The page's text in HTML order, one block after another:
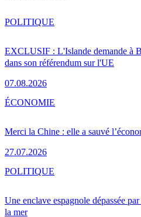
EXCLUSIF : L'Islande demande à
dans son référendum sur l'UE
07.08.2026
POLITIQUE
Merci la Chine : elle a sauvé
27.07.2026
ÉCONOMIE
Une enclave espagnole dépassée
la mer
POLITIQUE